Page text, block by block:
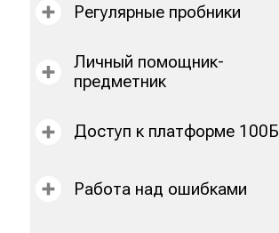
Регулярные пробники
Личный помощник-
предметник
Доступ к платформе 100Б
Работа над ошибками